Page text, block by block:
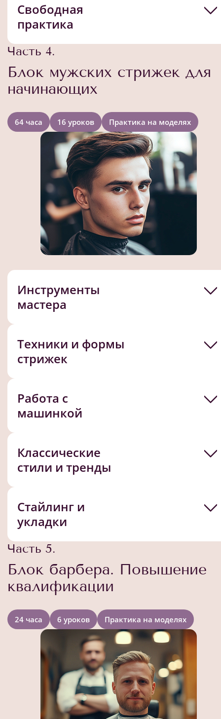
Свободная
практика
Часть 4.
Блок мужских стрижек для
начинающих
64 часа 16 уроков Практика на моделях
Инструменты
мастера
Техники и формы
стрижек
Работа с
машинкой
Классические
стили и тренды
Стайлинг и
укладки
Часть 5.
Блок барбера. Повышение
квалификации
24 часа 6 уроков Практика на моделях